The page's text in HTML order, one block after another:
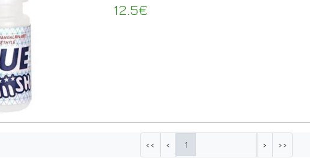
12.5€
<< < 1 > >>